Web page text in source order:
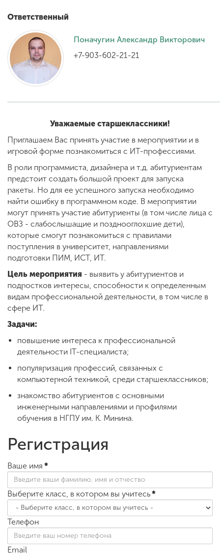
ENG
Приемная
Ответственный
Поначугин Александр Викторович
+7-903-602-21-21
Уважаемые старшеклассники!
Приглашаем Вас принять участие в мероприятии и в
игровой форме познакомиться с ИТ-профессиями.
В роли программиста, дизайнера и т.д. абитуриентам
предстоит создать большой проект для запуска
ракеты. Но для ее успешного запуска необходимо
найти ошибку в программном коде. В мероприятии
могут принять участие абитуриенты (в том числе лица с
ОВЗ - слабослышащие и позднооглохшие дети),
которые смогут познакомиться с правилами
поступления в университет, направлениями
подготовки ПИМ, ИСТ, ИТ.
Цель мероприятия - выявить у абитуриентов и
подростков интересы, способности к определенным
видам профессиональной деятельности, в том числе в
сфере ИТ.
Задачи:
повышение интереса к профессиональной
деятельности IT-специалиста;
популяризация профессий, связанных с
компьютерной техникой, среди старшеклассников;
знакомство абитуриентов с основными
инженерными направлениями и профилями
обучения в НГПУ им. К. Минина.
Регистрация
Ваше имя *
Выберите класс, в котором вы учитесь*
Телефон
Email